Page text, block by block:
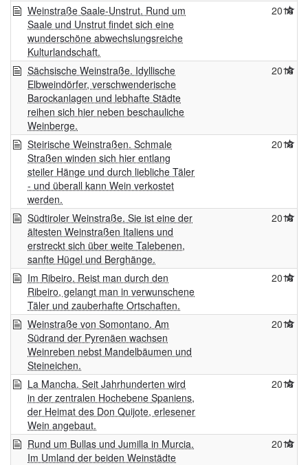
Weinstraße Saale-Unstrut. Rund um
Saale und Unstrut findet sich eine
wunderschöne abwechslungsreiche
Kulturlandschaft.
2016
Sächsische Weinstraße. Idyllische
Elbweindörfer, verschwenderische
Barockanlagen und lebhafte Städte
reihen sich hier neben beschauliche
Weinberge.
2016
Steirische Weinstraßen. Schmale
Straßen winden sich hier entlang
steiler Hänge und durch liebliche Täler
- und überall kann Wein verkostet
werden.
2016
Südtiroler Weinstraße. Sie ist eine der
ältesten Weinstraßen Italiens und
erstreckt sich über weite Talebenen,
sanfte Hügel und Berghänge.
2016
Im Ribeiro. Reist man durch den
Ribeiro, gelangt man in verwunschene
Täler und zauberhafte Ortschaften.
2016
Weinstraße von Somontano. Am
Südrand der Pyrenäen wachsen
Weinreben nebst Mandelbäumen und
Steineichen.
2016
La Mancha. Seit Jahrhunderten wird
in der zentralen Hochebene Spaniens,
der Heimat des Don Quijote, erlesener
Wein angebaut.
2016
Rund um Bullas und Jumilla in Murcia.
Im Umland der beiden Weinstädte
2016